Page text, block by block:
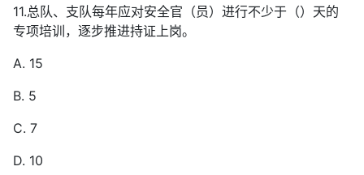
11.总队、支队每年应对安全官（员）进行不少于（）天的
专项培训，逐步推进持证上岗。
A. 15
B. 5
C. 7
D. 10